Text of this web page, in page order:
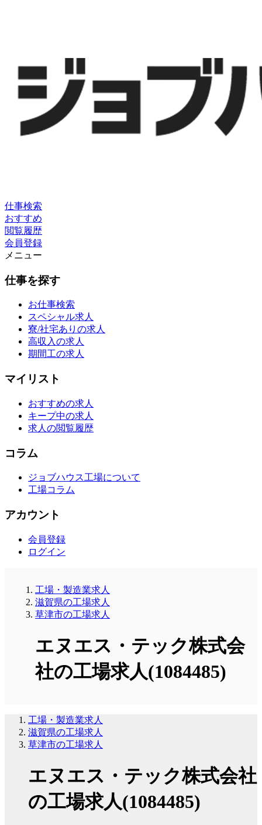
仕事検索
おすすめ
閲覧履歴
会員登録
メニュー
仕事を探す
お仕事検索
スペシャル求人
寮/社宅ありの求人
高収入の求人
期間工の求人
マイリスト
おすすめの求人
キープ中の求人
求人の閲覧履歴
コラム
ジョブハウス工場について
工場コラム
アカウント
会員登録
ログイン
工場・製造業求人
滋賀県の工場求人
草津市の工場求人
エヌエス・テック株式会
社の工場求人(1084485)
工場・製造業求人
滋賀県の工場求人
草津市の工場求人
エヌエス・テック株式会社
の工場求人(1084485)